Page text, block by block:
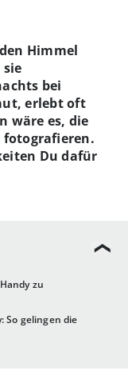
zu
So gelingen die
Himmel
bei
erlebt oft
wäre es, die
fotografieren.
Du dafür